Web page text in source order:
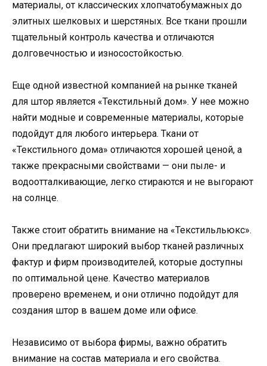
материалы, от классических хлопчатобумажных до
элитных шелковых и шерстяных. Все ткани прошли
тщательный контроль качества и отличаются
долговечностью и износостойкостью.
Еще одной известной компанией на рынке тканей
для штор является «Текстильный дом». У нее можно
найти модные и современные материалы, которые
подойдут для любого интерьера. Ткани от
«Текстильного дома» отличаются хорошей ценой, а
также прекрасными свойствами — они пыле- и
водоотталкивающие, легко стираются и не выгорают
на солнце.
Также стоит обратить внимание на «Текстильльюкс».
Они предлагают широкий выбор тканей различных
фактур и фирм производителей, которые доступны
по оптимальной цене. Качество материалов
проверено временем, и они отлично подойдут для
создания штор в вашем доме или офисе.
Независимо от выбора фирмы, важно обратить
внимание на состав материала и его свойства.